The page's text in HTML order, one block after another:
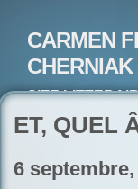
CARMEN
CHERNIAK
SITE
ARTISTE
ET, QUEL
6 septembre,